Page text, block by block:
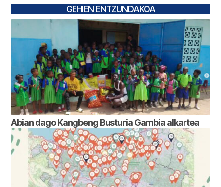
GEHIEN ENTZUNDAKOA
Abian dago Kangbeng Busturia Gambia alkartea